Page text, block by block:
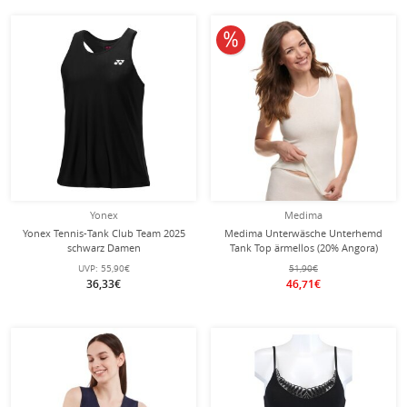
Yonex
Yonex Tennis-Tank Club Team 2025
schwarz Damen
UVP: 55,90€
36,33€
Medima
Medima Unterwäsche Unterhemd
Tank Top ärmellos (20% Angora)
weiss Damen (Gr. S-L)
51,90€
46,71€
10% reduziert